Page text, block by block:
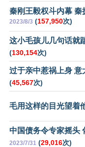
秦刚王毅权斗内幕
2023/8/3 (157,950次)
这小毛孩儿几句话就
(130,154次)
过于亲中惹祸上身
(45,567次)
毛用这样的目光望着
中国债务令专家摇头
2023/7/31 (29,016次)